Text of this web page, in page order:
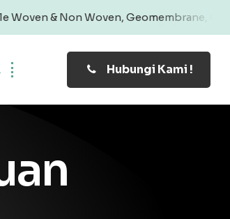
Geomembrane, Geobag, Geogrid |
Hubungi Kami !